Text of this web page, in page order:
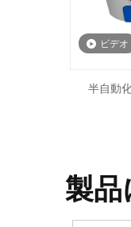
ビデオ
半自動
製品